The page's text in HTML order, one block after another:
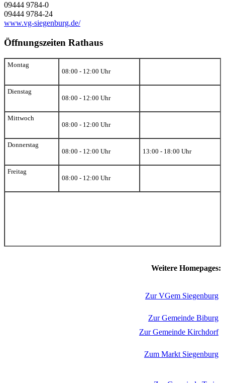
09444 9784-0
09444 9784-24
www.vg-siegenburg.de/
Öffnungszeiten Rathaus
Montag
08:00 - 12:00 Uhr
Dienstag
08:00 - 12:00 Uhr
Mittwoch
08:00 - 12:00 Uhr
Donnerstag
08:00 - 12:00 Uhr
13:00 - 18:00 Uhr
Freitag
08:00 - 12:00 Uhr
Weitere Homepages:
Zur VGem Siegenburg
Zur Gemeinde Biburg
Zur Gemeinde Kirchdorf
Zum Markt Siegenburg